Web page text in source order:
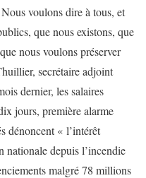
voulons dire à tous, et
que nous existons, que
nous voulons préserver
secrétaire adjoint
dernier, les salaires
jours, première alarme
dénoncent « l’intérêt
nationale depuis l’incendie
malgré 78 millions